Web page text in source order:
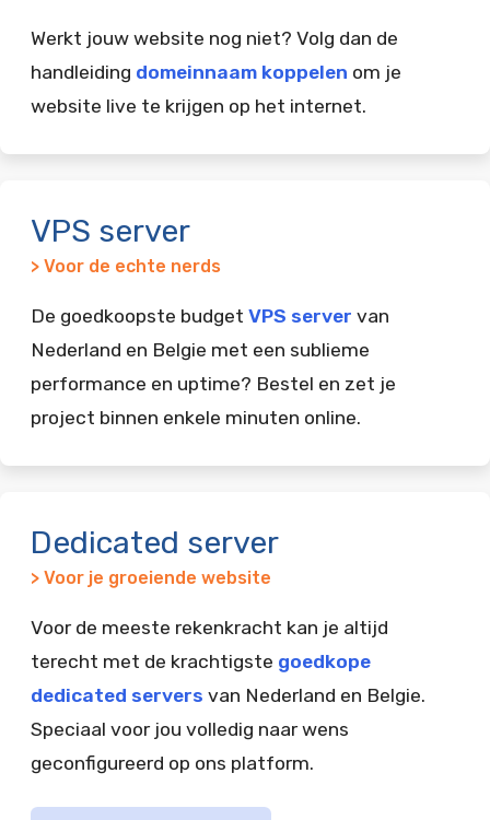
Werkt jouw website nog niet? Volg dan de
handleiding domeinnaam koppelen om je
website live te krijgen op het internet.
VPS server
> Voor de echte nerds
De goedkoopste budget VPS server van
Nederland en Belgie met een sublieme
performance en uptime? Bestel en zet je
project binnen enkele minuten online.
Dedicated server
> Voor je groeiende website
Voor de meeste rekenkracht kan je altijd
terecht met de krachtigste goedkope
dedicated servers van Nederland en Belgie.
Speciaal voor jou volledig naar wens
geconfigureerd op ons platform.